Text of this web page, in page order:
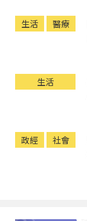
生活 醫療
生活
政經 社會